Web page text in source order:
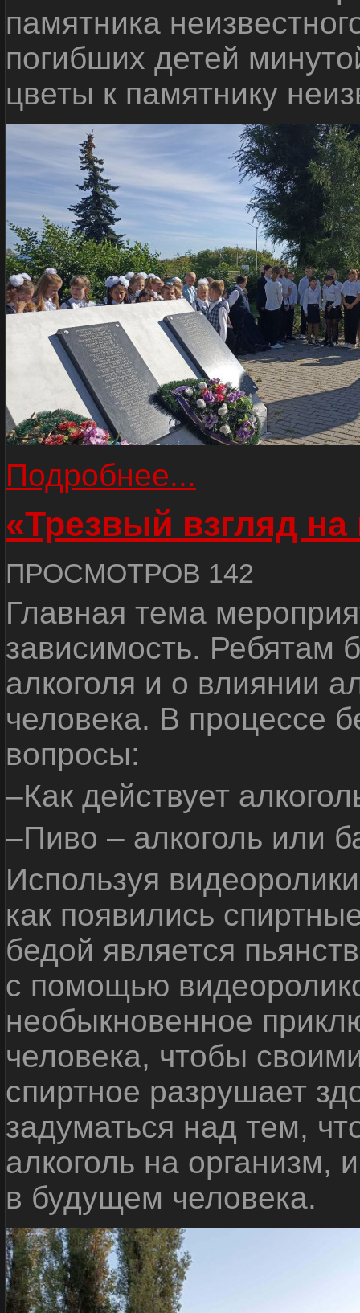
памятника
погибших детей
цветы к памятнику
Подробнее...
«Трезвый взгляд на
ПРОСМОТРОВ 142
Главная тема
зависимость. Ребятам
алкоголя и о влиянии
человека. В процессе
вопросы:
–Как действует
–Пиво – алкоголь или
Используя
как появились
бедой является
с помощью
необыкновенное
человека, чтобы
спиртное разрушает
задуматься над тем,
алкоголь на организм,
в будущем человека.